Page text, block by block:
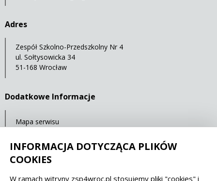
Adres
Zespół Szkolno-Przedszkolny Nr 4
ul. Sołtysowicka 34
51-168 Wrocław
Dodatkowe Informacje
Mapa serwisu
Spełniamy standardy dostępności oraz W3C
INFORMACJA DOTYCZĄCA PLIKÓW
COOKIES
W ramach witryny zsp4wroc.pl stosujemy pliki "cookies" i